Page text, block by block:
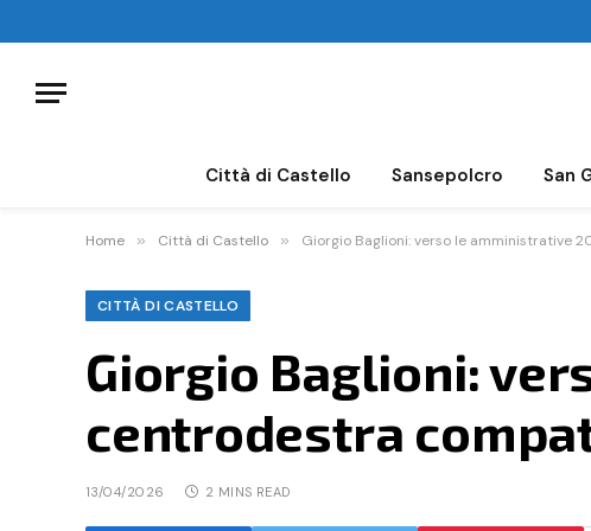
Città di Castello Sansepolcro San
Home » Città di Castello » Giorgio Baglioni: verso le amministrative
CITTÀ DI CASTELLO
Giorgio Baglioni:
centrodestra
13/04/2026 2 MINS READ